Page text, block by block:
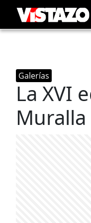
Galerías
La XVI
Muralla